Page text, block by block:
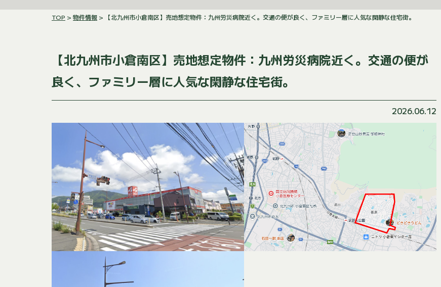
TOP > 物件情報 > 【北九州市小倉南区】売地想定物件：九州労災病院近く。交通の便が良く、ファミリー層に人気な閑静な住宅街。
【北九州市小倉南区】売地想定物件：九州労災病院近く。交通の便が
良く、ファミリー層に人気な閑静な住宅街。
2026.06.12